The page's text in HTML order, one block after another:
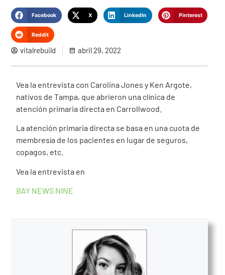
Facebook X LinkedIn Pinterest
Reddit
vitalrebuild abril 29, 2022
Vea la entrevista con Carolina Jones y Ken Argote,
nativos de Tampa, que abrieron una clínica de
atención primaria directa en Carrollwood.
La atención primaria directa se basa en una cuota de
membresía de los pacientes en lugar de seguros,
copagos, etc.
Vea la entrevista en
BAY NEWS NINE